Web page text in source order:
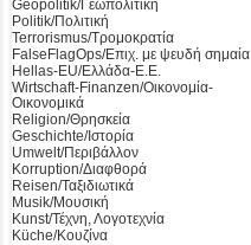
Geopolitik/Γεωπολιτική
Politik/Πολιτική
Terrorismus/Τρομοκρατία
FalseFlagOps/Επιχ. με ψευδή σημαία
Hellas-EU/Ελλάδα-Ε.Ε.
Wirtschaft-Finanzen/Οικονομία-
Οικονομικά
Religion/Θρησκεία
Geschichte/Ιστορία
Umwelt/Περιβάλλον
Korruption/Διαφθορά
Reisen/Ταξιδιωτικά
Musik/Μουσική
Kunst/Τέχνη, Λογοτεχνία
Küche/Κουζίνα